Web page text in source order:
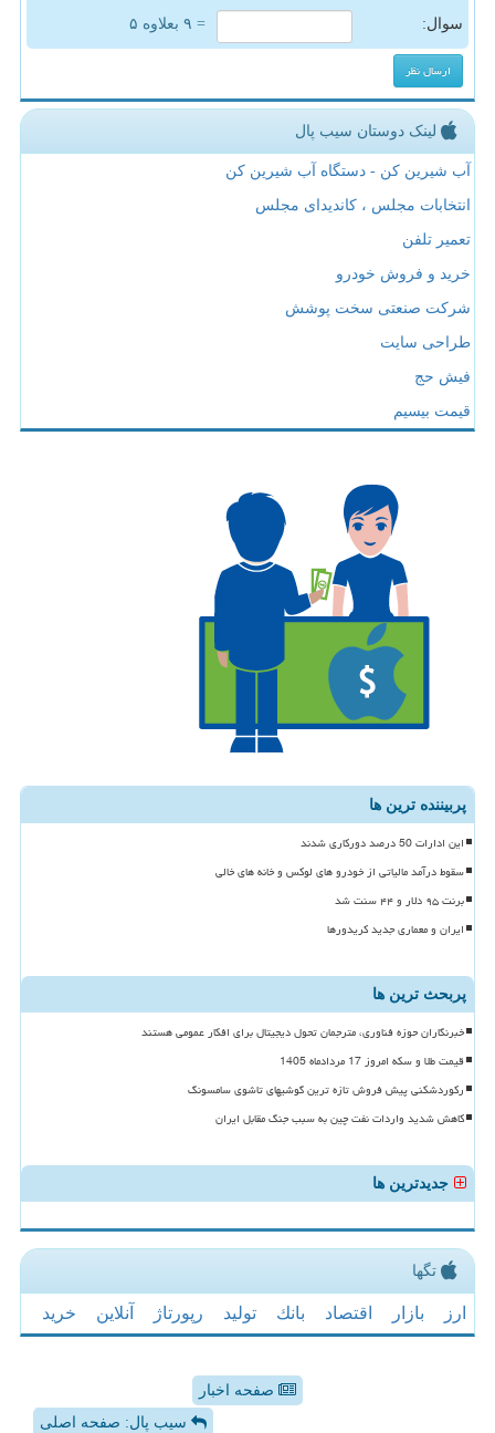
سوال: = ۹ بعلاوه ۵
لینک دوستان سیب پال
آب شیرین کن - دستگاه آب شیرین کن
انتخابات مجلس ، کاندیدای مجلس
تعمیر تلفن
خرید و فروش خودرو
شرکت صنعتی سخت پوشش
طراحی سایت
فیش حج
قیمت بیسیم
پربیننده ترین ها
این ادارات 50 درصد دورکاری شدند
سقوط درآمد مالیاتی از خودرو های لوکس و خانه های خالی
برنت ۹۵ دلار و ۴۴ سنت شد
ایران و معماری جدید کریدورها
پربحث ترین ها
خبرنگاران حوزه فناوری، مترجمان تحول دیجیتال برای افکار عمومی هستند
قیمت طلا و سکه امروز 17 مردادماه 1405
رکوردشکنی پیش فروش تازه ترین گوشیهای تاشوی سامسونگ
کاهش شدید واردات نفت چین به سبب جنگ مقابل ایران
جدیدترین ها
تگها
ارز بازار اقتصاد بانك تولید رپورتاژ آنلاین خرید
صفحه اخبار
سیب پال: صفحه اصلی